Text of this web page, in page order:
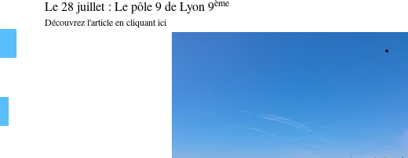
Le 28 juillet : Le pôle 9 de Lyon 9
Découvrez l'article en cliquant ici